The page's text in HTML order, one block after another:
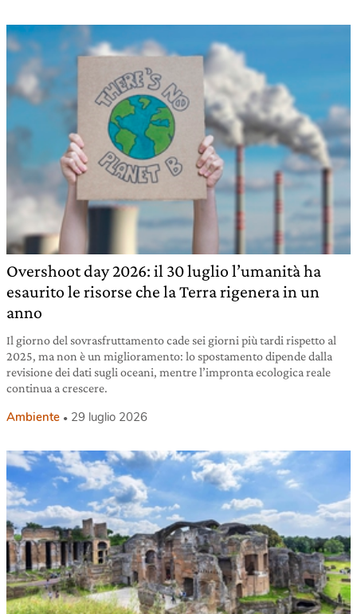
Overshoot day 2026: il 30 luglio l’umanità ha
esaurito le risorse che la Terra rigenera in un
anno
Il giorno del sovrasfruttamento cade sei giorni più tardi rispetto al
2025, ma non è un miglioramento: lo spostamento dipende dalla
revisione dei dati sugli oceani, mentre l’impronta ecologica reale
continua a crescere.
Ambiente 29 luglio 2026